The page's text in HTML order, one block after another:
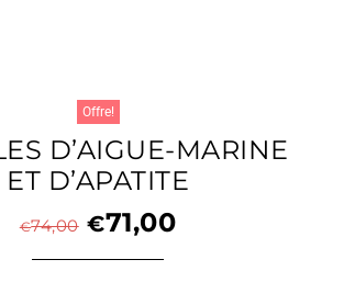
Offre!
D’AIGUE-MARINE
ET D’APATITE
€74,00 €71,00